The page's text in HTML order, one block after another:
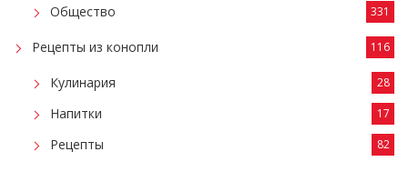
Общество 331
Рецепты из конопли 116
Кулинария 28
Напитки 17
Рецепты 82